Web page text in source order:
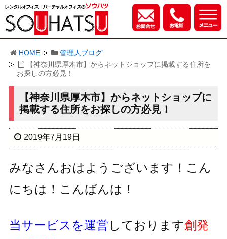
HOME
管理人ブログ
【神奈川県厚木市】からネットショップに掲載する住所を
お探しの方必見！
【神奈川県厚木市】からネットショップに
掲載する住所をお探しの方必見！
2019年7月19日
みなさんおはようございます！こん
にちは！こんばんは！
当サービスを運営 しております創発